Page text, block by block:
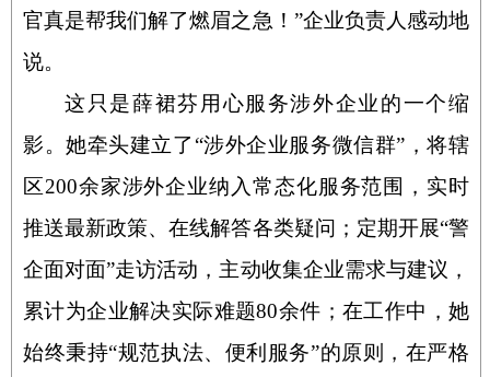
官真是帮我们解了燃眉之急！”企业负责人感动地
说。
这只是薛裙芬用心服务涉外企业的一个缩
影。她牵头建立了“涉外企业服务微信群”，将辖
区200余家涉外企业纳入常态化服务范围，实时
推送最新政策、在线解答各类疑问；定期开展“警
企面对面”走访活动，主动收集企业需求与建议，
累计为企业解决实际难题80余件；在工作中，她
始终秉持“规范执法、便利服务”的原则，在严格